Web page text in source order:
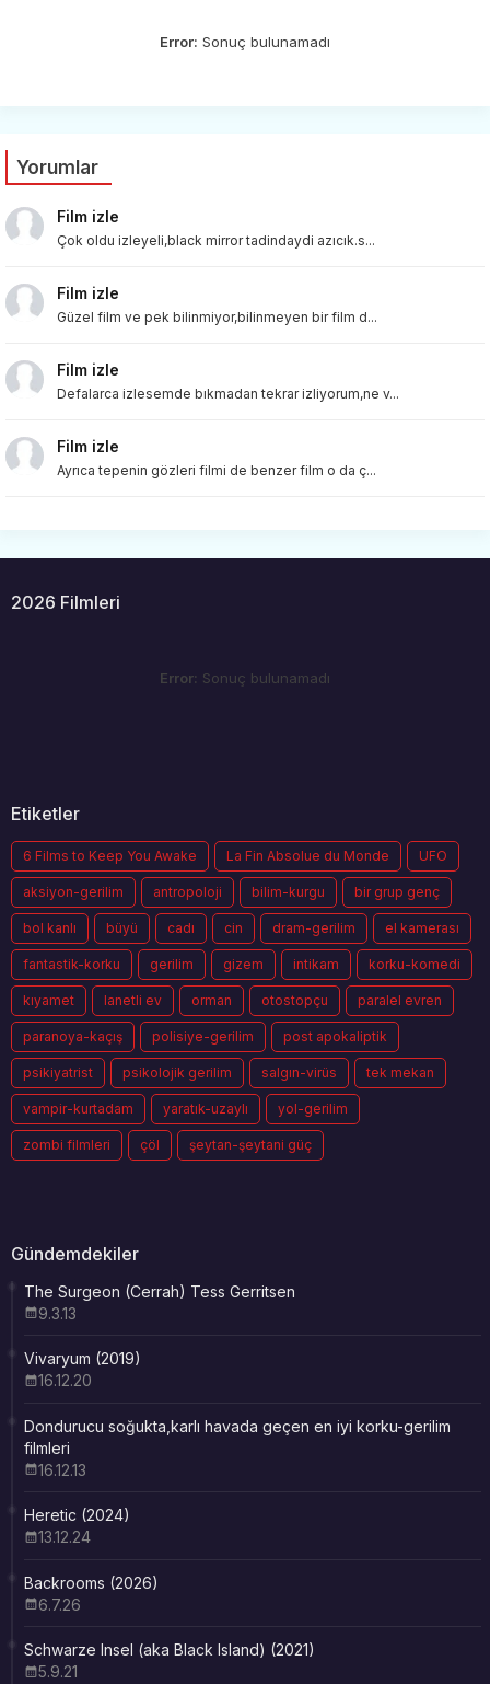
Error: Sonuç bulunamadı
Yorumlar
Film izle
Çok oldu izleyeli,black mirror tadindaydi azıcık.s...
Film izle
Güzel film ve pek bilinmiyor,bilinmeyen bir film d...
Film izle
Defalarca izlesemde bıkmadan tekrar izliyorum,ne v...
Film izle
Ayrıca tepenin gözleri filmi de benzer film o da ç...
2026 Filmleri
Error: Sonuç bulunamadı
Etiketler
6 Films to Keep You Awake La Fin Absolue du Monde UFO
aksiyon-gerilim antropoloji bilim-kurgu bir grup genç
bol kanlı büyü cadı cin dram-gerilim el kamerası
fantastik-korku gerilim gizem intikam korku-komedi
kıyamet lanetli ev orman otostopçu paralel evren
paranoya-kaçış polisiye-gerilim post apokaliptik
psikiyatrist psikolojik gerilim salgın-virüs tek mekan
vampir-kurtadam yaratık-uzaylı yol-gerilim
zombi filmleri çöl şeytan-şeytani güç
Gündemdekiler
The Surgeon (Cerrah) Tess Gerritsen
9.3.13
Vivaryum (2019)
16.12.20
Dondurucu soğukta,karlı havada geçen en iyi korku-gerilim
filmleri
16.12.13
Heretic (2024)
13.12.24
Backrooms (2026)
6.7.26
Schwarze Insel (aka Black Island) (2021)
5.9.21